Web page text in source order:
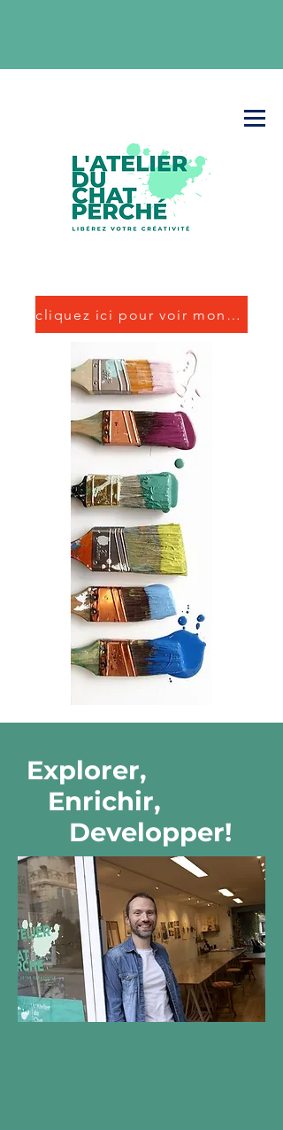
cliquez ici pour voir mon travail artisitique personnel
Explorer,
Enrichir,
Developper!